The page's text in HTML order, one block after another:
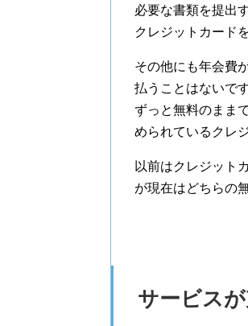
必要な書類を提出
クレジットカード
その他にも年会費
払うことはないです
ずっと無料のまま
められているクレ
以前はクレジット
が現在はどちらの
サービス